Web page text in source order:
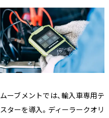
ムーブメントでは、輸入車専用テ
スターを導入。ディーラークオリ